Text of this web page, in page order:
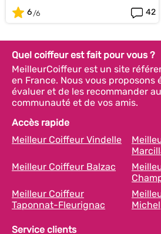
6
42
Quel coiffeur est fait pour vous ?
MeilleurCoiffeur est un site
en France. Nous vous proposons
évaluer et de les recommander
communauté et de vos amis.
Accès rapide
Meilleur Coiffeur Vindelle
Meilleur Coiffeur Balzac
Meilleur Coiffeur
Taponnat-Fleurignac
Michel
Service clients